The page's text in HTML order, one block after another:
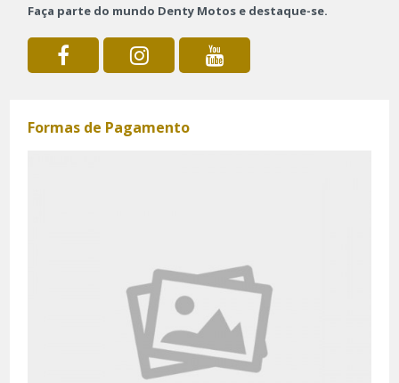
Faça parte do mundo Denty Motos e destaque-se.
Formas de Pagamento